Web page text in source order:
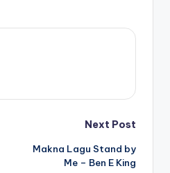
Next Post
Makna Lagu Stand by
Me – Ben E King